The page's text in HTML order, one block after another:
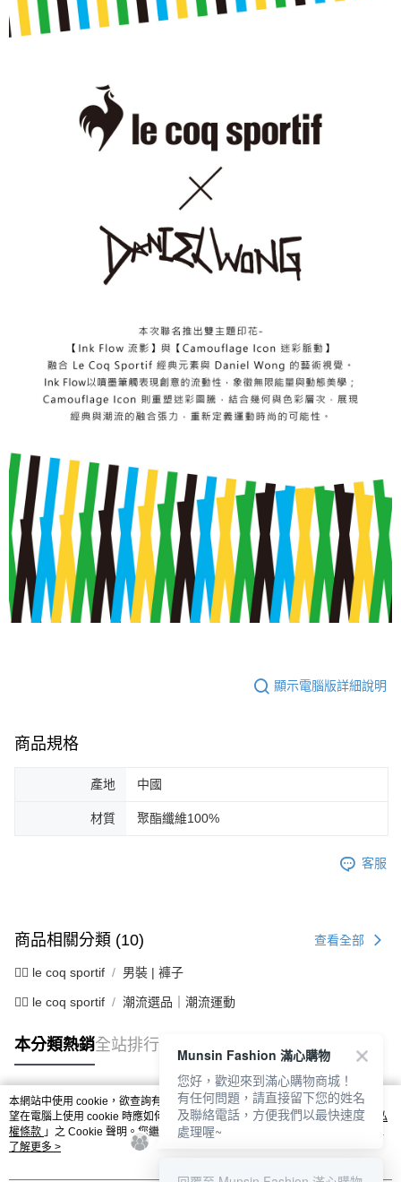
顯示電腦版詳細說明
商品規格
產地 中國
材質 聚酯纖維100%
客服
商品相關分類 (10) 查看全部
🚴‍♂️ le coq sportif 男裝 | 褲子
🚴‍♂️ le coq sportif 潮流選品｜潮流運動
本分類熱銷全站排行
熱門標籤
本網站中使用 cookie，欲查詢有關本網站使用 cookie 方式之詳情，及若您不希
望在電腦上使用 cookie 時應如何變更電腦的 cookie 設定，請參閱本網站「
隱私
權條款 」之 Cookie 聲明。您繼續使用本網站即表示您同意本公司得按本網站使
用條款之 Cookie 聲明使用 cookie。
了解更多 >
Munsin Fashion 滿心購物
您好，歡迎來到滿心購物商城！
有任何問題，請直接留下您的姓名
及聯絡電話，方便我們以最快速度
處理喔~